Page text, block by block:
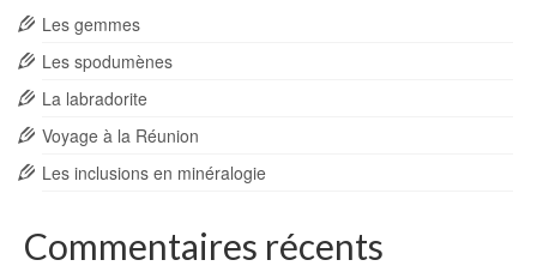
Les gemmes
Les spodumènes
La labradorite
Voyage à la Réunion
Les inclusions en minéralogie
Commentaires récents